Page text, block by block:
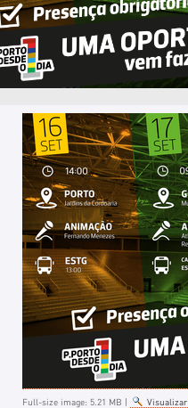
Full-size image: 5.21 MB | Visualizar